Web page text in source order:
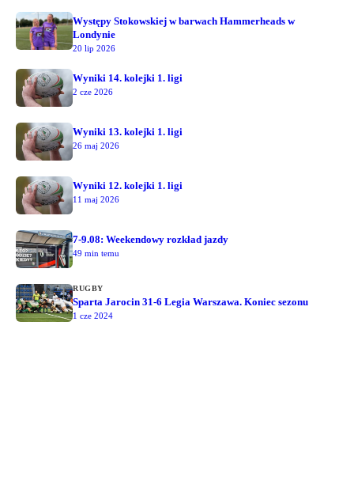
Występy Stokowskiej w barwach Hammerheads w
Londynie
20 lip 2026
Wyniki 14. kolejki 1. ligi
2 cze 2026
Wyniki 13. kolejki 1. ligi
26 maj 2026
Wyniki 12. kolejki 1. ligi
11 maj 2026
7-9.08: Weekendowy rozkład jazdy
49 min temu
RUGBY
Sparta Jarocin 31-6 Legia Warszawa. Koniec sezonu
1 cze 2024